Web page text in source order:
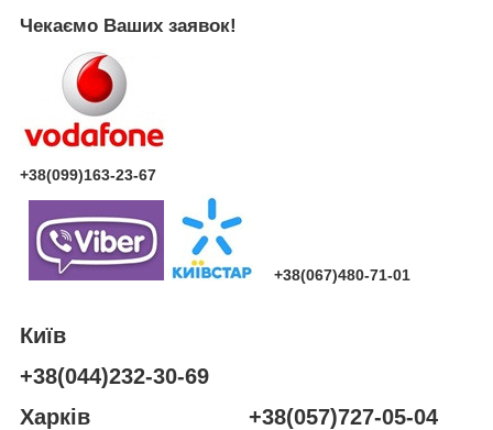
Чекаємо Ваших заявок!
+38(099)163-23-67
+38(067)480-71-01
Київ
+38(044)232-30-69
Харків +38(057)727-05-04